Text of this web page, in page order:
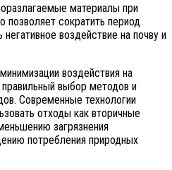
материалы при
позволяет сократить период
воздействие на почву и
воздействия на
выбор методов и
Современные технологии
отходы как вторичные
загрязнения
потребления природных